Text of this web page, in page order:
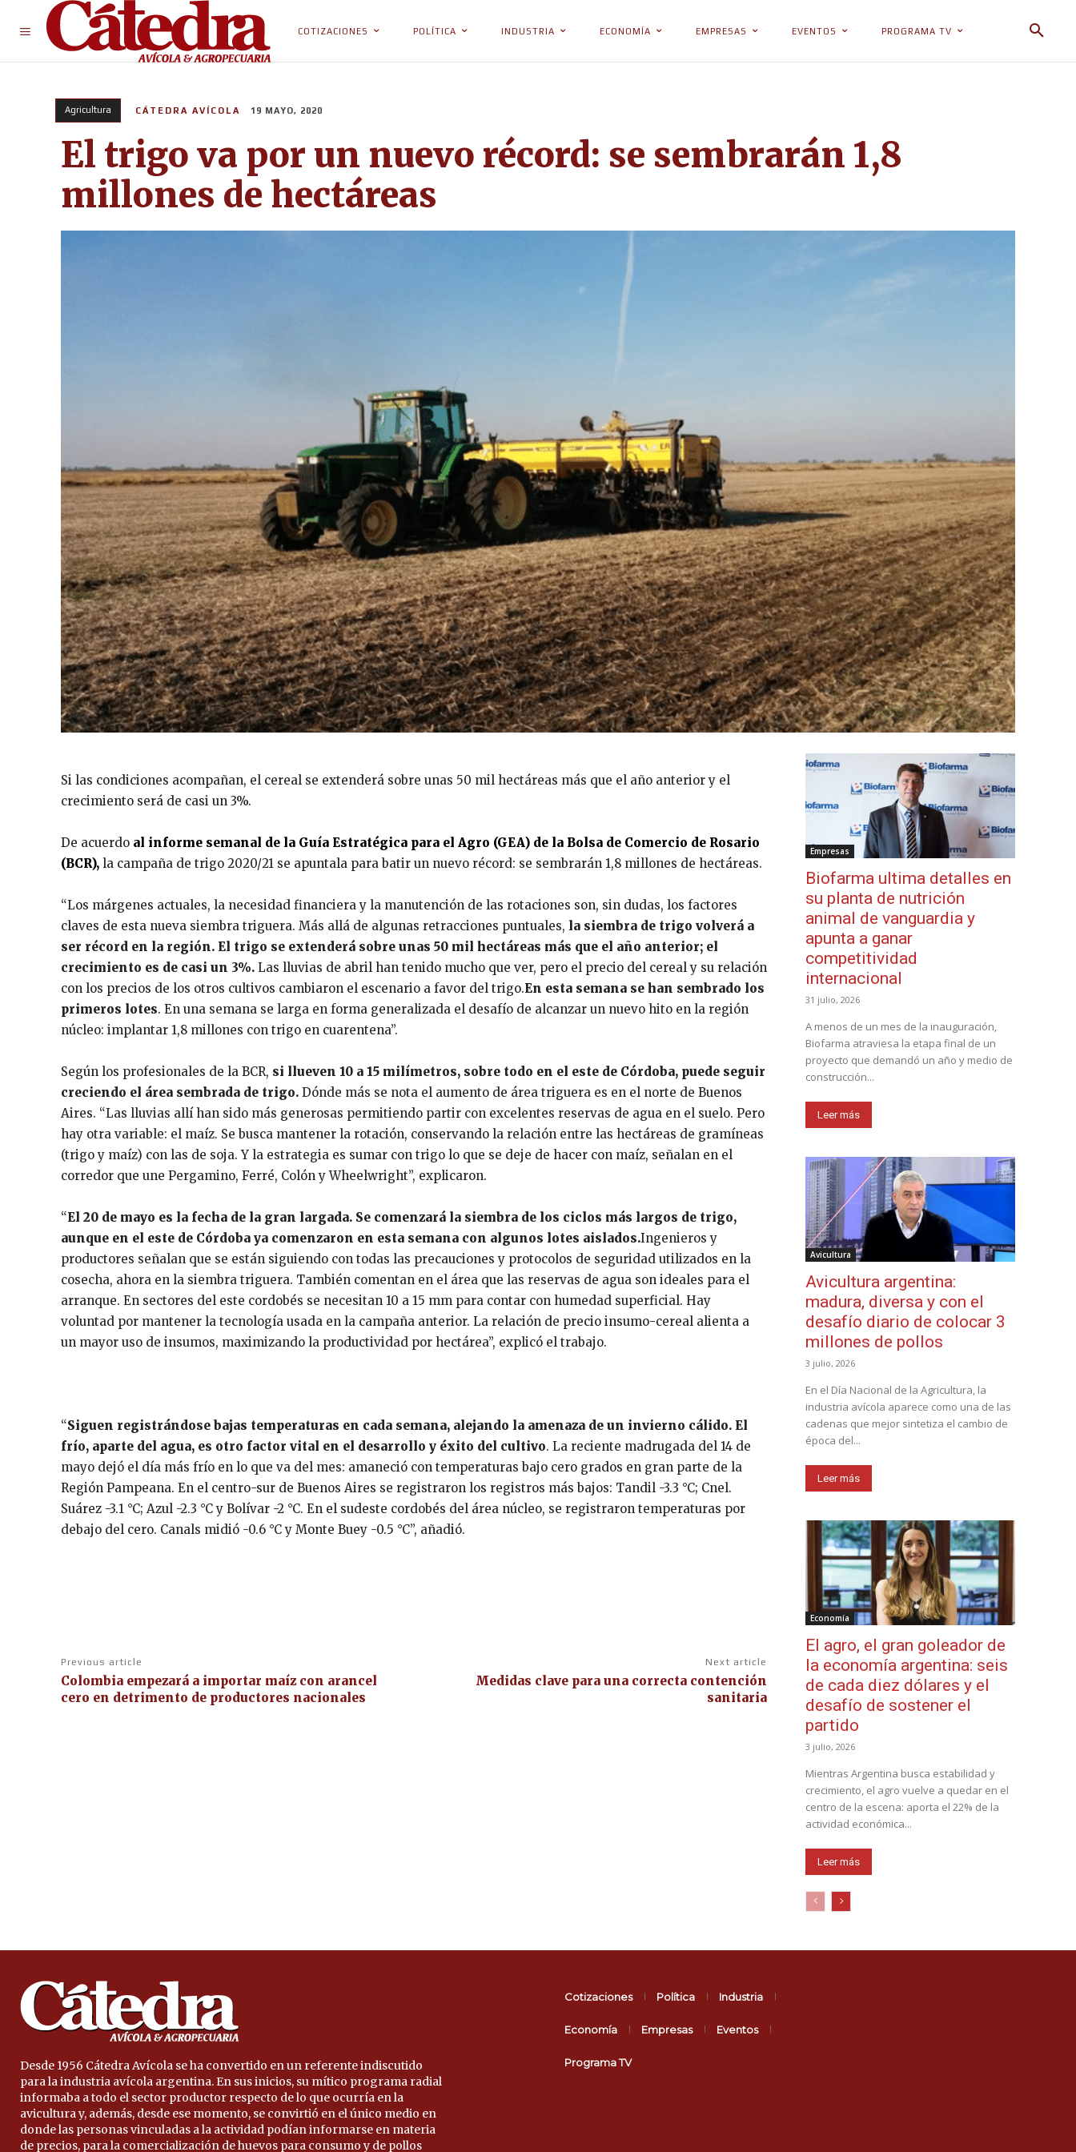
COTIZACIONES POLÍTICA INDUSTRIA ECONOMÍA EMPRESAS EVENTOS PROGRAMA TV
Agricultura CÁTEDRA AVÍCOLA 19 MAYO, 2020
El trigo va por un nuevo récord: se sembrarán 1,8
millones de hectáreas
Si las condiciones acompañan, el cereal se extenderá sobre unas 50 mil hectáreas más que el año anterior y el
crecimiento será de casi un 3%.
De acuerdo al informe semanal de la Guía Estratégica para el Agro (GEA) de la Bolsa de Comercio de Rosario
(BCR), la campaña de trigo 2020/21 se apuntala para batir un nuevo récord: se sembrarán 1,8 millones de hectáreas.
“Los márgenes actuales, la necesidad financiera y la manutención de las rotaciones son, sin dudas, los factores
claves de esta nueva siembra triguera. Más allá de algunas retracciones puntuales, la siembra de trigo volverá a
ser récord en la región. El trigo se extenderá sobre unas 50 mil hectáreas más que el año anterior; el
crecimiento es de casi un 3%. Las lluvias de abril han tenido mucho que ver, pero el precio del cereal y su relación
con los precios de los otros cultivos cambiaron el escenario a favor del trigo.En esta semana se han sembrado los
primeros lotes. En una semana se larga en forma generalizada el desafío de alcanzar un nuevo hito en la región
núcleo: implantar 1,8 millones con trigo en cuarentena”.
Según los profesionales de la BCR, si llueven 10 a 15 milímetros, sobre todo en el este de Córdoba, puede seguir
creciendo el área sembrada de trigo. Dónde más se nota el aumento de área triguera es en el norte de Buenos
Aires. “Las lluvias allí han sido más generosas permitiendo partir con excelentes reservas de agua en el suelo. Pero
hay otra variable: el maíz. Se busca mantener la rotación, conservando la relación entre las hectáreas de gramíneas
(trigo y maíz) con las de soja. Y la estrategia es sumar con trigo lo que se deje de hacer con maíz, señalan en el
corredor que une Pergamino, Ferré, Colón y Wheelwright”, explicaron.
“El 20 de mayo es la fecha de la gran largada. Se comenzará la siembra de los ciclos más largos de trigo,
aunque en el este de Córdoba ya comenzaron en esta semana con algunos lotes aislados.Ingenieros y
productores señalan que se están siguiendo con todas las precauciones y protocolos de seguridad utilizados en la
cosecha, ahora en la siembra triguera. También comentan en el área que las reservas de agua son ideales para el
arranque. En sectores del este cordobés se necesitan 10 a 15 mm para contar con humedad superficial. Hay
voluntad por mantener la tecnología usada en la campaña anterior. La relación de precio insumo-cereal alienta a
un mayor uso de insumos, maximizando la productividad por hectárea”, explicó el trabajo.
“Siguen registrándose bajas temperaturas en cada semana, alejando la amenaza de un invierno cálido. El
frío, aparte del agua, es otro factor vital en el desarrollo y éxito del cultivo. La reciente madrugada del 14 de
mayo dejó el día más frío en lo que va del mes: amaneció con temperaturas bajo cero grados en gran parte de la
Región Pampeana. En el centro-sur de Buenos Aires se registraron los registros más bajos: Tandil -3.3 °C; Cnel.
Suárez -3.1 °C; Azul -2.3 °C y Bolívar -2 °C. En el sudeste cordobés del área núcleo, se registraron temperaturas por
debajo del cero. Canals midió -0.6 °C y Monte Buey -0.5 °C”, añadió.
Previous article
Colombia empezará a importar maíz con arancel
cero en detrimento de productores nacionales
Next article
Medidas clave para una correcta contención
sanitaria
Empresas
Biofarma ultima detalles en
su planta de nutrición
animal de vanguardia y
apunta a ganar
competitividad
internacional
31 julio, 2026
A menos de un mes de la inauguración,
Biofarma atraviesa la etapa final de un
proyecto que demandó un año y medio de
construcción...
Leer más
Avicultura
Avicultura argentina:
madura, diversa y con el
desafío diario de colocar 3
millones de pollos
3 julio, 2026
En el Día Nacional de la Agricultura, la
industria avícola aparece como una de las
cadenas que mejor sintetiza el cambio de
época del...
Leer más
Economía
El agro, el gran goleador de
la economía argentina: seis
de cada diez dólares y el
desafío de sostener el
partido
3 julio, 2026
Mientras Argentina busca estabilidad y
crecimiento, el agro vuelve a quedar en el
centro de la escena: aporta el 22% de la
actividad económica...
Leer más
Desde 1956 Cátedra Avícola se ha convertido en un referente indiscutido
para la industria avícola argentina. En sus inicios, su mítico programa radial
informaba a todo el sector productor respecto de lo que ocurría en la
avicultura y, además, desde ese momento, se convirtió en el único medio en
donde las personas vinculadas a la actividad podían informarse en materia
de precios, para la comercialización de huevos para consumo y de pollos
Cotizaciones Política Industria
Economía Empresas Eventos
Programa TV